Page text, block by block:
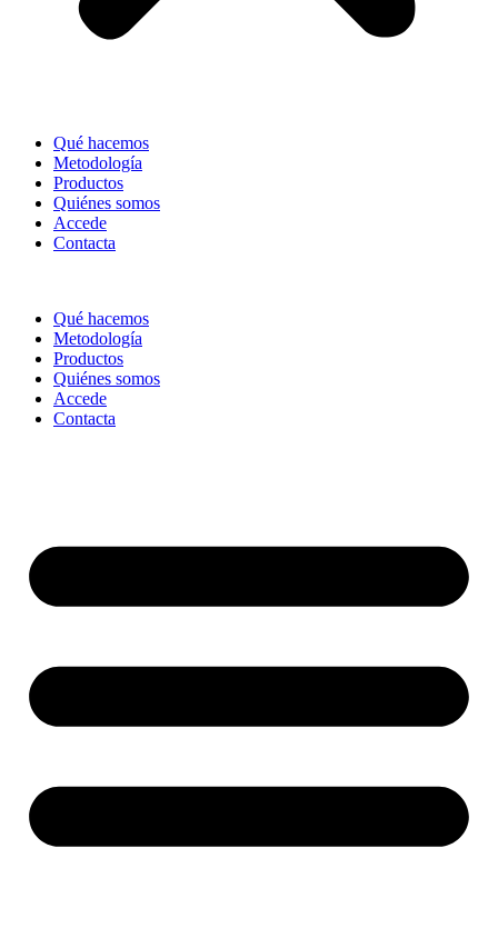
Qué hacemos
Metodología
Productos
Quiénes somos
Accede
Contacta
Qué hacemos
Metodología
Productos
Quiénes somos
Accede
Contacta